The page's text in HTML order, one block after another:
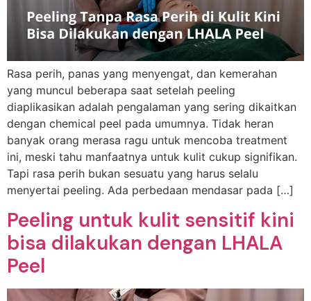
Rasa perih, panas yang menyengat, dan kemerahan
yang muncul beberapa saat setelah peeling
diaplikasikan adalah pengalaman yang sering dikaitkan
dengan chemical peel pada umumnya. Tidak heran
banyak orang merasa ragu untuk mencoba treatment
ini, meski tahu manfaatnya untuk kulit cukup signifikan.
Tapi rasa perih bukan sesuatu yang harus selalu
menyertai peeling. Ada perbedaan mendasar pada […]
Peeling untuk kulit sensitif kini
bisa dilakukan dengan LHALA
Peel